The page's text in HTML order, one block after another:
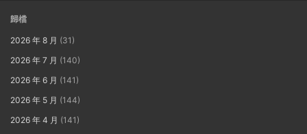
歸檔
2026 年 8 月 (31)
2026 年 7 月 (140)
2026 年 6 月 (141)
2026 年 5 月 (144)
2026 年 4 月 (141)